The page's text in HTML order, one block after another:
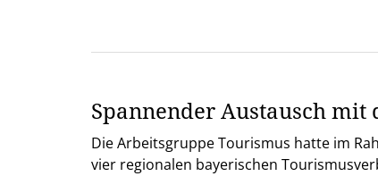
Spannender Austausch
Die Arbeitsgruppe Tourismus hatte im
vier regionalen bayerischen